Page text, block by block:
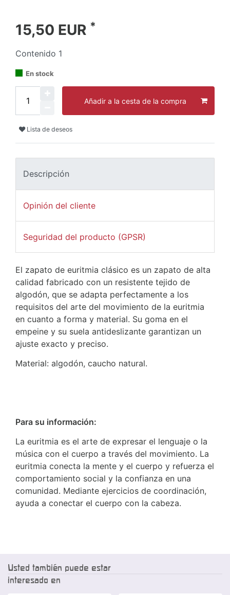
15,50 EUR *
Contenido 1
En stock
Añadir a la cesta de la compra
Lista de deseos
Descripción
Opinión del cliente
Seguridad del producto (GPSR)
El zapato de euritmia clásico es un zapato de alta
calidad fabricado con un resistente tejido de
algodón, que se adapta perfectamente a los
requisitos del arte del movimiento de la euritmia
en cuanto a forma y material. Su goma en el
empeine y su suela antideslizante garantizan un
ajuste exacto y preciso.
Material: algodón, caucho natural.
Para su información:
La euritmia es el arte de expresar el lenguaje o la
música con el cuerpo a través del movimiento. La
euritmia conecta la mente y el cuerpo y refuerza el
comportamiento social y la confianza en una
comunidad. Mediante ejercicios de coordinación,
ayuda a conectar el cuerpo con la cabeza.
Usted también puede estar
interesado en